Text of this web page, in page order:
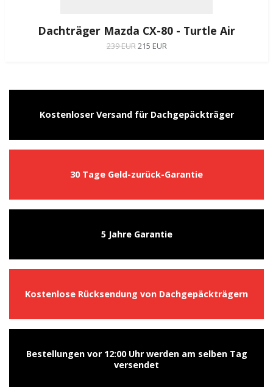
Dachträger Mazda CX-80 - Turtle Air
239 EUR215 EUR
Kostenloser Versand für Dachgepäckträger
30 Tage Geld-zurück-Garantie
5 Jahre Garantie
Kostenlose Rücksendung von Dachgepäckträgern
Bestellungen vor 12:00 Uhr werden am selben Tag
versendet